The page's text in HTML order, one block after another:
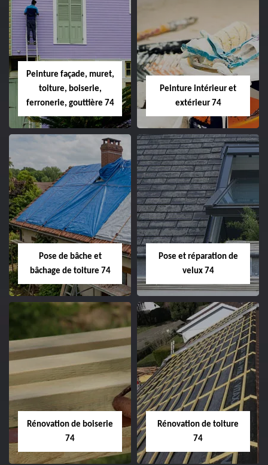
Peinture façade, muret,
toiture, boiserie,
ferronerie, gouttière 74
Peinture intérieur et
extérieur 74
Pose de bâche et
bâchage de toiture 74
Pose et réparation de
velux 74
Rénovation de boiserie
74
Rénovation de toiture
74